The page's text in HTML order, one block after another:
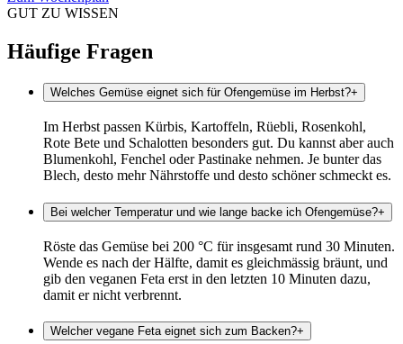
GUT ZU WISSEN
Häufige Fragen
Welches Gemüse eignet sich für Ofengemüse im Herbst?+
Im Herbst passen Kürbis, Kartoffeln, Rüebli, Rosenkohl,
Rote Bete und Schalotten besonders gut. Du kannst aber auch
Blumenkohl, Fenchel oder Pastinake nehmen. Je bunter das
Blech, desto mehr Nährstoffe und desto schöner schmeckt es.
Bei welcher Temperatur und wie lange backe ich Ofengemüse?+
Röste das Gemüse bei 200 °C für insgesamt rund 30 Minuten.
Wende es nach der Hälfte, damit es gleichmässig bräunt, und
gib den veganen Feta erst in den letzten 10 Minuten dazu,
damit er nicht verbrennt.
Welcher vegane Feta eignet sich zum Backen?+